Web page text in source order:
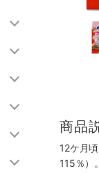
商品
12ケ月
115％）